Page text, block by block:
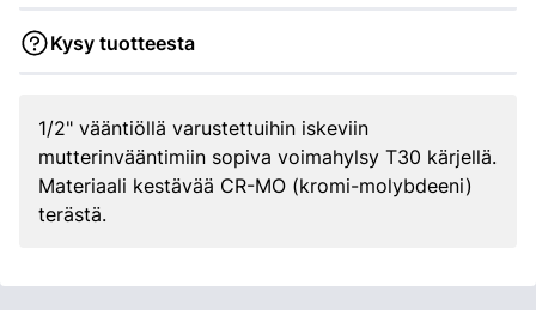
Kysy tuotteesta
1/2" vääntiöllä varustettuihin iskeviin
mutterinvääntimiin sopiva voimahylsy T30 kärjellä.
Materiaali kestävää CR-MO (kromi-molybdeeni)
terästä.